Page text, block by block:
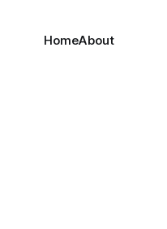
HomeAbout